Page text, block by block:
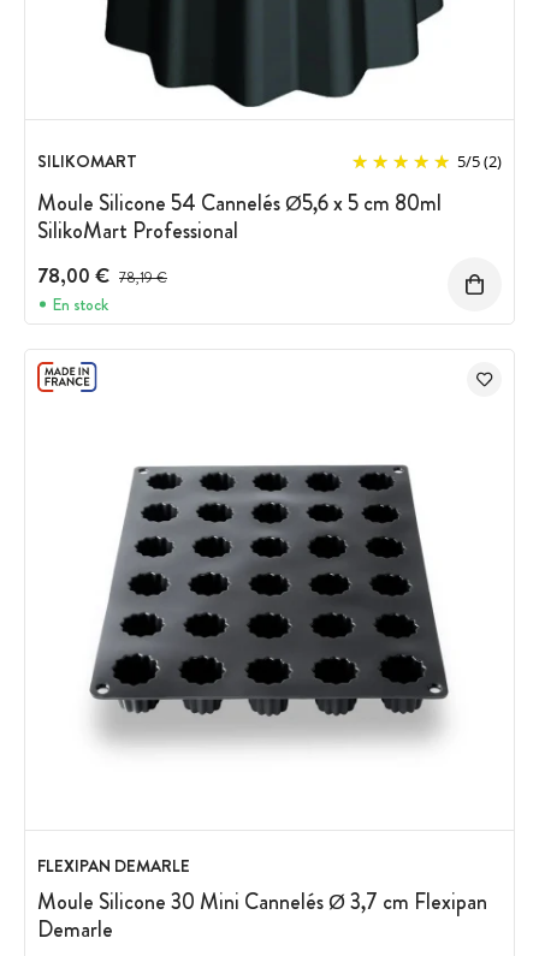
SILIKOMART 5/5(2)
Moule Silicone 54 Cannelés Ø5,6 x 5 cm 80ml
SilikoMart Professional
78,00 € Prix avant réduction :
78,19 €
En stock
FLEXIPAN DEMARLE
Moule Silicone 30 Mini Cannelés Ø 3,7 cm Flexipan
Demarle